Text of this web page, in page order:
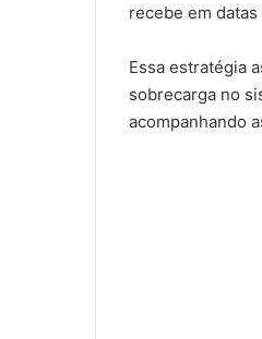
recebe em
Essa estratégia
sobrecarga no
acompanhando